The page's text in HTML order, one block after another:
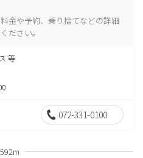
金や予約、乗り捨てなどの詳細
ださい。
等
072-331-0100
592m